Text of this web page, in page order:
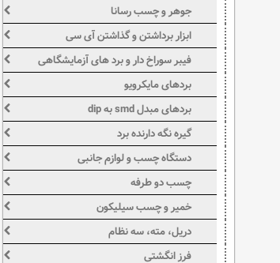
جوهر و چسب رسانا
ابزار برداشتن و گذاشتن آی سی
فیبر سوراخ دار و برد های آزمایشگاهی
بردهای مایکرویو
بردهای مبدل smd به dip
گیره نگه دارنده برد
دستگاه چسب و لوازم جانبی
چسب دو طرفه
خمیر و چسب سیلیکون
دریل، مته، سه نظام
فرز انگشتی